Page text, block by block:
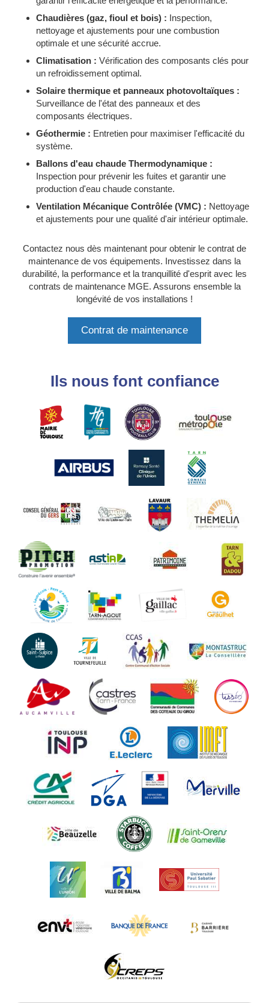
Chaudières (gaz, fioul et bois) : Inspection,
nettoyage et ajustements pour une combustion
optimale et une sécurité accrue.
Climatisation : Vérification des composants clés pour
un refroidissement optimal.
Solaire thermique et panneaux photovoltaïques :
Surveillance de l'état des panneaux et des
composants électriques.
Géothermie : Entretien pour maximiser l'efficacité du
système.
Ballons d'eau chaude Thermodynamique :
Inspection pour prévenir les fuites et garantir une
production d'eau chaude constante.
Ventilation Mécanique Contrôlée (VMC) : Nettoyage
et ajustements pour une qualité d'air intérieur optimale.
Contactez nous dès maintenant pour obtenir le contrat de
maintenance de vos équipements. Investissez dans la
durabilité, la performance et la tranquillité d'esprit avec les
contrats de maintenance MGE. Assurons ensemble la
longévité de vos installations !
Contrat de maintenance
Ils nous font confiance